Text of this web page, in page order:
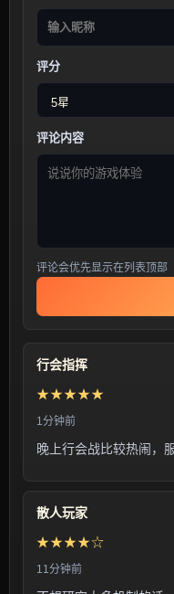
评分
评论内容
评论会优先显示在列表顶部
行会指挥
★★★★★
1分钟前
晚上行会战比较热闹，
散人玩家
★★★★☆
11分钟前